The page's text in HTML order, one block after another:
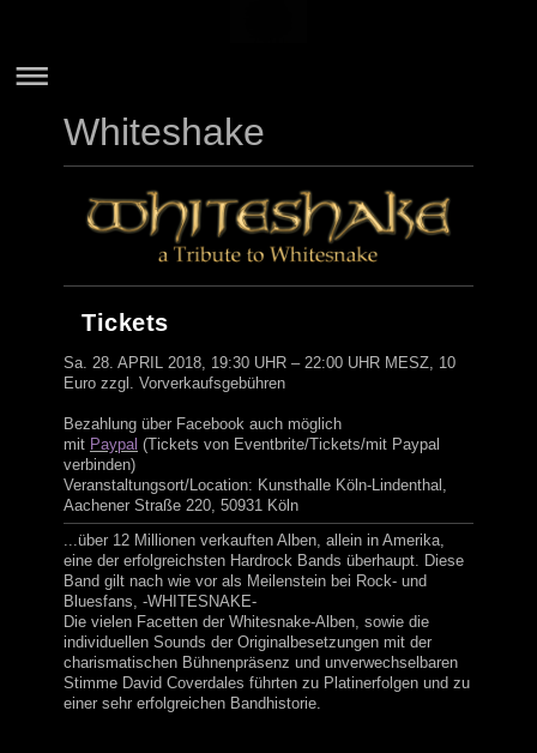
Whiteshake
Tickets
Sa. 28. APRIL 2018, 19:30 UHR – 22:00 UHR MESZ, 10
Euro zzgl. Vorverkaufsgebühren
Bezahlung über Facebook auch möglich
mit Paypal (Tickets von Eventbrite/Tickets/mit Paypal
verbinden)
Veranstaltungsort/Location: Kunsthalle Köln-Lindenthal,
Aachener Straße 220, 50931 Köln
...über 12 Millionen verkauften Alben, allein in Amerika,
eine der erfolgreichsten Hardrock Bands überhaupt. Diese
Band gilt nach wie vor als Meilenstein bei Rock- und
Bluesfans, -WHITESNAKE-
Die vielen Facetten der Whitesnake-Alben, sowie die
individuellen Sounds der Originalbesetzungen mit der
charismatischen Bühnenpräsenz und unverwechselbaren
Stimme David Coverdales führten zu Platinerfolgen und zu
einer sehr erfolgreichen Bandhistorie.